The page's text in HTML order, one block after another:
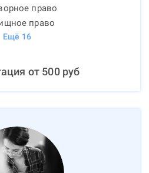
право
право
Ещё 16
от 500руб